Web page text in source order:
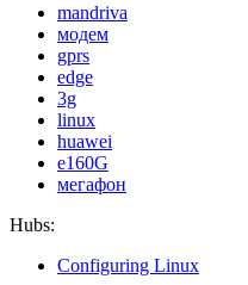
mandriva
модем
gprs
edge
3g
linux
huawei
e160G
мегафон
Hubs:
Configuring Linux